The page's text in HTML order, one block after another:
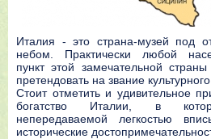
Италия - это страна-музей под
небом. Практически любой
пункт этой замечательной
претендовать на звание
Стоит отметить и удивительное
богатство Италии, в
непередаваемой легкостью
исторические